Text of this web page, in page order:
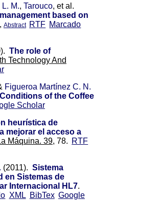
L. M., Tarouco, et al.
based on
Abstract RTF Marcado
The role of
Technology And
Figueroa Martínez C. N.
of the Coffee
Scholar
heurística de
mejorar el acceso a
Máquina. 39, 78. RTF
(2011). Sistema
en Sistemas de
Internacional HL7.
XML BibTex Google